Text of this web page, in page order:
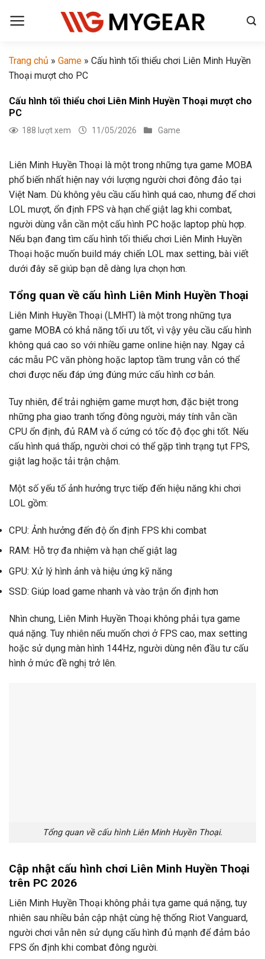
đến
Trang chủ » Game » Cấu hình tối thiểu chơi Liên Minh Huyền
Thoại mượt cho PC
Cấu hình tối thiểu chơi Liên Minh Huyền Thoại mượt cho
PC
188 lượt xem 11/05/2026 Game
Liên Minh Huyền Thoại là một trong những tựa game MOBA
phổ biến nhất hiện nay với lượng người chơi đông đảo tại
Việt Nam. Dù không yêu cầu cấu hình quá cao, nhưng để chơi
LOL mượt, ổn định FPS và hạn chế giật lag khi combat,
người dùng vẫn cần một cấu hình PC hoặc laptop phù hợp.
Nếu bạn đang tìm cấu hình tối thiểu chơi Liên Minh Huyền
Thoại hoặc muốn build máy chiến LOL max setting, bài viết
dưới đây sẽ giúp bạn dễ dàng lựa chọn hơn.
Tổng quan về cấu hình Liên Minh Huyền Thoại
Liên Minh Huyền Thoại (LMHT) là một trong những tựa
game MOBA có khả năng tối ưu tốt, vì vậy yêu cầu cấu hình
không quá cao so với nhiều game online hiện nay. Ngay cả
các mẫu PC văn phòng hoặc laptop tầm trung vẫn có thể
chơi được nếu đáp ứng đúng mức cấu hình cơ bản.
Tuy nhiên, để trải nghiệm game mượt hơn, đặc biệt trong
những pha giao tranh tổng đông người, máy tính vẫn cần
CPU ổn định, đủ RAM và ổ cứng có tốc độ đọc ghi tốt. Nếu
cấu hình quá thấp, người chơi có thể gặp tình trạng tụt FPS,
giật lag hoặc tải trận chậm.
Một số yếu tố ảnh hưởng trực tiếp đến hiệu năng khi chơi
LOL gồm:
CPU: Ảnh hưởng đến độ ổn định FPS khi combat
RAM: Hỗ trợ đa nhiệm và hạn chế giật lag
GPU: Xử lý hình ảnh và hiệu ứng kỹ năng
SSD: Giúp load game nhanh và vào trận ổn định hơn
Nhìn chung, Liên Minh Huyền Thoại không phải tựa game
quá nặng. Tuy nhiên nếu muốn chơi ở FPS cao, max setting
hoặc sử dụng màn hình 144Hz, người dùng nên đầu tư cấu
hình ở mức đề nghị trở lên.
Tổng quan về cấu hình Liên Minh Huyền Thoại.
Cập nhật cấu hình chơi Liên Minh Huyền Thoại
trên PC 2026
Liên Minh Huyền Thoại không phải tựa game quá nặng, tuy
nhiên sau nhiều bản cập nhật cùng hệ thống Riot Vanguard,
người chơi vẫn nên sử dụng cấu hình đủ mạnh để đảm bảo
FPS ổn định khi combat đông người.